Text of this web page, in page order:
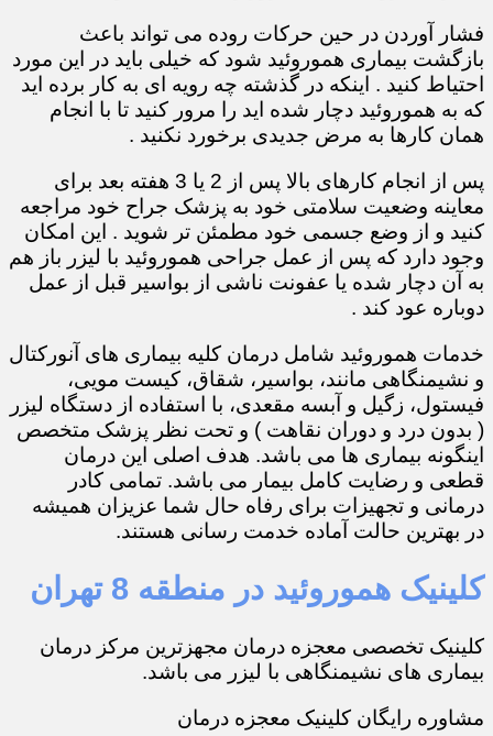
فشار آوردن در حین حرکات روده می تواند باعث
بازگشت بیماری هموروئید شود که خیلی باید در این مورد
احتیاط کنید . اینکه در گذشته چه رویه ای به کار برده اید
که به هموروئید دچار شده اید را مرور کنید تا با انجام
همان کارها به مرض جدیدی برخورد نکنید .
پس از انجام کارهای بالا پس از 2 یا 3 هفته بعد برای
معاینه وضعیت سلامتی خود به پزشک جراح خود مراجعه
کنید و از وضع جسمی خود مطمئن تر شوید . این امکان
وجود دارد که پس از عمل جراحی هموروئید با لیزر باز هم
به آن دچار شده یا عفونت ناشی از بواسیر قبل از عمل
دوباره عود کند .
خدمات هموروئید شامل درمان کلیه بیماری های آنورکتال
و نشیمنگاهی مانند، بواسیر، شقاق، کیست مویی،
فیستول، زگیل و آبسه مقعدی، با استفاده از دستگاه لیزر
( بدون درد و دوران نقاهت ) و تحت نظر پزشک متخصص
اینگونه بیماری ها می باشد. هدف اصلی این درمان
قطعی و رضایت کامل بیمار می باشد. تمامی کادر
درمانی و تجهیزات برای رفاه حال شما عزیزان همیشه
در بهترین حالت آماده خدمت رسانی هستند.
کلینیک هموروئید در منطقه 8 تهران
کلینیک تخصصی معجزه درمان مجهزترین مرکز درمان
بیماری های نشیمنگاهی با لیزر می باشد.
مشاوره رایگان کلینیک معجزه درمان